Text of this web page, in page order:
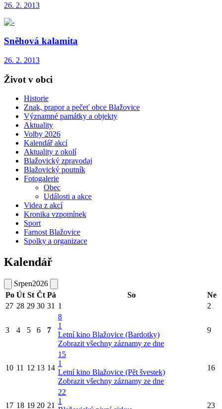
26. 2. 2013
Sněhová kalamita
26. 2. 2013
Život v obci
Historie
Znak, prapor a pečeť obce Blažovice
Významné památky a objekty
Aktuality
Volby 2026
Kalendář akcí
Aktuality z okolí
Blažovický zpravodaj
Blažovický poutník
Fotogalerie
Obec
Události a akce
Videa z akcí
Kronika vzpomínek
Sport
Farnost Blažovice
Spolky a organizace
Kalendář
Srpen2026
Po Út St Čt Pá So
Ne
27 28 29 30 31 1 2
3 4 5 6 7
8
1
Letní kino Blažovice (Bardotky)
Zobrazit všechny záznamy ze dne
9
10 11 12 13 14
15
1
Letní kino Blažovice (Pět švestek)
Zobrazit všechny záznamy ze dne
16
17 18 19 20 21
22
1
23